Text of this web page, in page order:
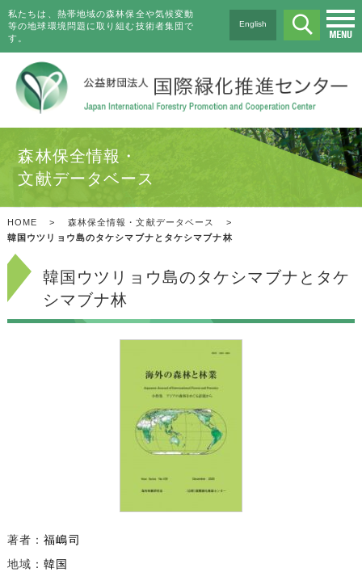
私たちは、熱帯地域の森林保全や気候変動
等の地球環境問題に取り組む技術者集団で
す。
English
森林保全情報・
文献データベース
HOME > 森林保全情報・文献データベース
>
韓国ウツリョウ島のタケシマブナとタケシマブナ林
韓国ウツリョウ島のタケシマブナとタケ
シマブナ林
著者：福嶋司
地域：韓国